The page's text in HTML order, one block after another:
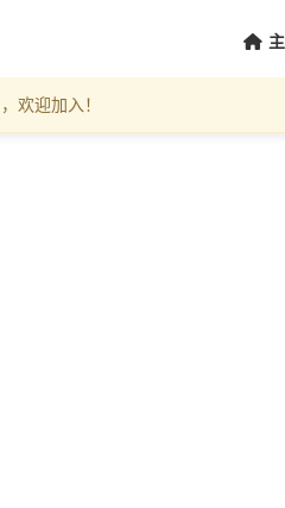
欢迎加入！